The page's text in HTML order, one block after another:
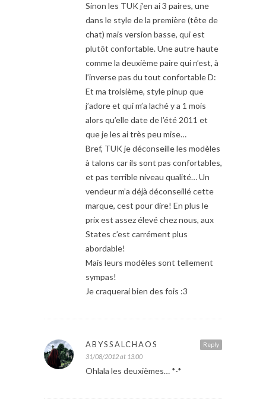
Sinon les TUK j’en ai 3 paires, une
dans le style de la première (tête de
chat) mais version basse, qui est
plutôt confortable. Une autre haute
comme la deuxième paire qui n’est, à
l’inverse pas du tout confortable D:
Et ma troisième, style pinup que
j’adore et qui m’a laché y a 1 mois
alors qu’elle date de l’été 2011 et
que je les ai très peu mise…
Bref, TUK je déconseille les modèles
à talons car ils sont pas confortables,
et pas terrible niveau qualité… Un
vendeur m’a déjà déconseillé cette
marque, cest pour dire! En plus le
prix est assez élevé chez nous, aux
States c’est carrément plus
abordable!
Mais leurs modèles sont tellement
sympas!
Je craquerai bien des fois :3
Reply
ABYSSALCHAOS
31/08/2012 at 13:00
Ohlala les deuxièmes… *-*